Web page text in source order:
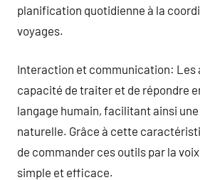
planification quotidienne à la
voyages.
Interaction et communication: Les
capacité de traiter et de répondre
langage humain, facilitant ainsi
naturelle. Grâce à cette
de commander ces outils par la
simple et efficace.